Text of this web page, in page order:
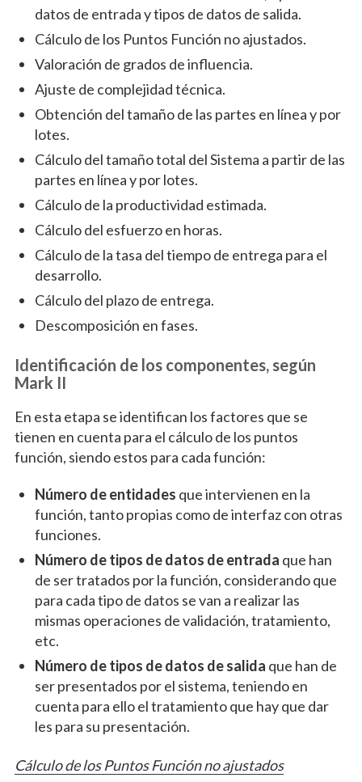
datos de entrada y tipos de datos de salida.
Cálculo de los Puntos Función no ajustados.
Valoración de grados de influencia.
Ajuste de complejidad técnica.
Obtención del tamaño de las partes en línea y por
lotes.
Cálculo del tamaño total del Sistema a partir de las
partes en línea y por lotes.
Cálculo de la productividad estimada.
Cálculo del esfuerzo en horas.
Cálculo de la tasa del tiempo de entrega para el
desarrollo.
Cálculo del plazo de entrega.
Descomposición en fases.
Identificación de los componentes, según
Mark II
En esta etapa se identifican los factores que se
tienen en cuenta para el cálculo de los puntos
función, siendo estos para cada función:
Número de entidades que intervienen en la
función, tanto propias como de interfaz con otras
funciones.
Número de tipos de datos de entrada que han
de ser tratados por la función, considerando que
para cada tipo de datos se van a realizar las
mismas operaciones de validación, tratamiento,
etc.
Número de tipos de datos de salida que han de
ser presentados por el sistema, teniendo en
cuenta para ello el tratamiento que hay que dar
les para su presentación.
Cálculo de los Puntos Función no ajustados